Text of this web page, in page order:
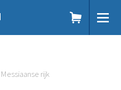
rijk
mee